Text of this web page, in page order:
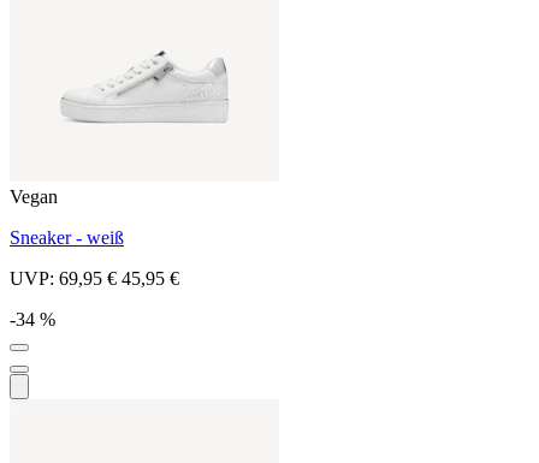
Vegan
Sneaker - weiß
UVP: 69,95 € 45,95 €
-34 %